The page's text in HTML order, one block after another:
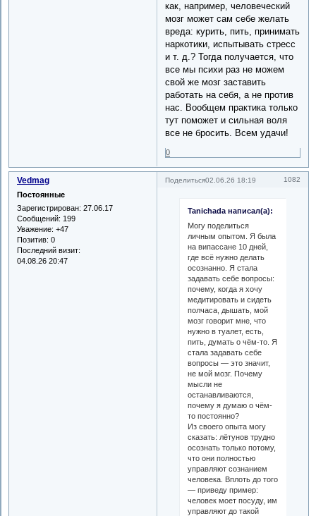
как, например, человеческий
мозг может сам себе желать
вреда: курить, пить, принимать
наркотики, испытывать стресс
и т. д.? Тогда получается, что
все мы психи раз не можем
свой же мозг заставить
работать на себя, а не против
нас. Вообщем практика только
тут поможет и сильная воля
все не бросить. Всем удачи!
0
Поделиться 1082
02.06.26 18:19
Vedmag
Постоянные
Зарегистрирован: 27.06.17
Сообщений: 199
Уважение: +47
Позитив: 0
Последний визит:
04.08.26 20:47
Tanichada написал(а):
Могу поделиться
личным опытом. Я была
на випассане 10 дней,
где всё нужно делать
осознанно. Я стала
задавать себе вопросы:
почему, когда я хочу
медитировать и сидеть
полчаса, дышать, мой
мозг говорит мне, что
нужно в туалет, есть,
пить, думать о чём-то. Я
стала задавать себе
вопросы — это значит,
не мой мозг. Почему
мысли не
останавливаются,
почему я думаю о чём-
то постоянно?
Из своего опыта могу
сказать: лётунов трудно
осознать только потому,
что они полностью
управляют сознанием
человека. Вплоть до того
— приведу пример:
человек моет посуду, им
управляют до такой